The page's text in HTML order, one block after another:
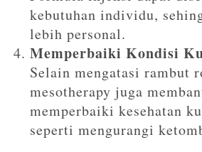
kebutuhan individu,
lebih personal.
Memperbaiki Kondisi
Selain mengatasi rambut
mesotherapy juga
memperbaiki kesehatan
seperti mengurangi